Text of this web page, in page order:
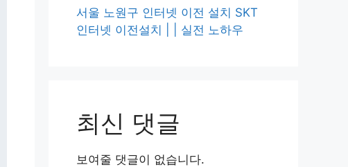
서울 노원구 인터넷 이전 설치 SKT
인터넷 이전설치 | | 실전 노하우
최신 댓글
보여줄 댓글이 없습니다.